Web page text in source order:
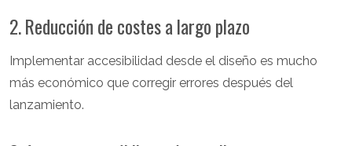
2. Reducción de costes a largo plazo
Implementar accesibilidad desde el diseño es mucho
más económico que corregir errores después del
lanzamiento.